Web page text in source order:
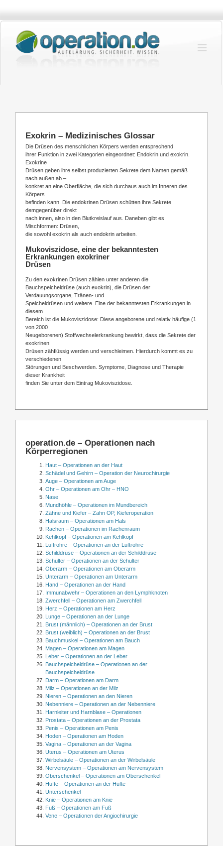
springen
Exokrin – Medizinisches Glossar
Die Drüsen des menschlichen Körpers werden entsprechend
ihrer Funktion in zwei Kategorien eingeordnet: Endokrin und exokrin.
Exokrine
Drüsen geben ihre selbst produzierten Sekrete dem Namen gemäß
nach außen ab –
konkret an eine Oberfläche, die sich durchaus auch im Inneren des
Körpers
befinden kann. Die endokrinen Drüsen schütten ihre Sekrete
demgegenüber direkt
nach innen, also in den Blutkreislauf aus. Daneben gibt es
Mischformen: Drüsen,
die sowohl exokrin als auch endokrin arbeiten.
Mukoviszidose, eine der bekanntesten
Erkrankungen exokriner
Drüsen
Zu den exokrinen Drüsen zählen unter anderen die
Bauchspeicheldrüse (auch exokrin), die Drüsen der
Verdauungsorgane, Tränen- und
Speicheldrüsen und weitere. Eine der bekanntesten Erkrankungen in
diesem
Bereich ist die Mukoviszidose: Diese angeborene und relativ häufige (1
von 2000
Neugeborenen) Stoffwechselerkrankung bewirkt, dass die Sekrete der
exokrinen
Drüsen zähflüssig werden und verschleimen. Hierdurch kommt es zu
verschiedenen
Störungen und Beschwerden. Symptome, Diagnose und Therapie
dieser Krankheit
finden Sie unter dem Eintrag Mukoviszidose.
operation.de – Operationen nach
Körperregionen
Haut – Operationen an der Haut
Schädel und Gehirn – Operation der Neurochirurgie
Auge – Operationen am Auge
Ohr – Operationen am Ohr – HNO
Nase
Mundhöhle – Operationen im Mundbereich
Zähne und Kiefer – Zahn OP, Kieferoperation
Halsraum – Operationen am Hals
Rachen – Operationen im Rachenraum
Kehlkopf – Operationen am Kehlkopf
Luftröhre – Operationen an der Luftröhre
Schilddrüse – Operationen an der Schilddrüse
Schulter – Operationen an der Schulter
Oberarm – Operationen am Oberarm
Unterarm – Operationen am Unterarm
Hand – Operationen an der Hand
Immunabwehr – Operationen an den Lymphknoten
Zwerchfell – Operationen am Zwerchfell
Herz – Operationen am Herz
Lunge – Operationen an der Lunge
Brust (männlich) – Operationen an der Brust
Brust (weiblich) – Operationen an der Brust
Bauchmuskel – Operationen am Bauch
Magen – Operationen am Magen
Leber – Operationen an der Leber
Bauchspeicheldrüse – Operationen an der
Bauchspeicheldrüse
Darm – Operationen am Darm
Milz – Operationen an der Milz
Nieren – Operationen an den Nieren
Nebenniere – Operationen an der Nebenniere
Harnleiter und Harnblase – Operationen
Prostata – Operationen an der Prostata
Penis – Operationen am Penis
Hoden – Operationen am Hoden
Vagina – Operationen an der Vagina
Uterus – Operationen am Uterus
Wirbelsäule – Operationen an der Wirbelsäule
Nervensystem – Operationen am Nervensystem
Oberschenkel – Operationen am Oberschenkel
Hüfte – Operationen an der Hüfte
Unterschenkel
Knie – Operationen am Knie
Fuß – Operationen am Fuß
Vene – Operationen der Angiochirurgie